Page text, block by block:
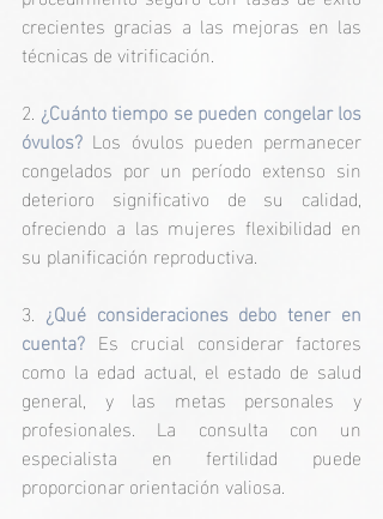
crecientes gracias a las mejoras en las
técnicas de vitrificación.
2. ¿Cuánto tiempo se pueden congelar los
óvulos? Los óvulos pueden permanecer
congelados por un período extenso sin
deterioro significativo de su calidad,
ofreciendo a las mujeres flexibilidad en
su planificación reproductiva.
3. ¿Qué consideraciones debo tener en
cuenta? Es crucial considerar factores
como la edad actual, el estado de salud
general, y las metas personales y
profesionales. La consulta con un
especialista en fertilidad puede
proporcionar orientación valiosa.